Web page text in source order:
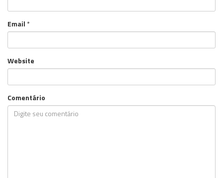
Email *
Website
Comentário